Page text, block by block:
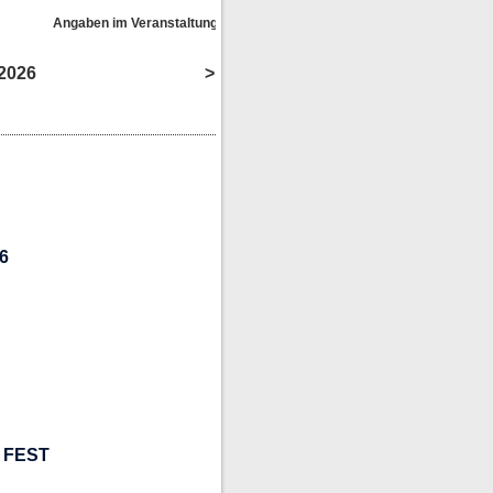
Angaben im Veranstaltungskalender ohne Gewähr!
>